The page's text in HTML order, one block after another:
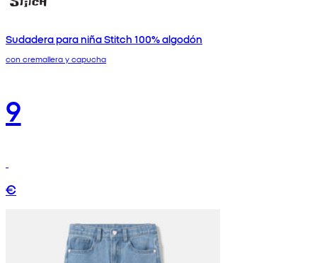
Sudadera para niña Stitch 100% algodón
con cremallera y capucha
9
€